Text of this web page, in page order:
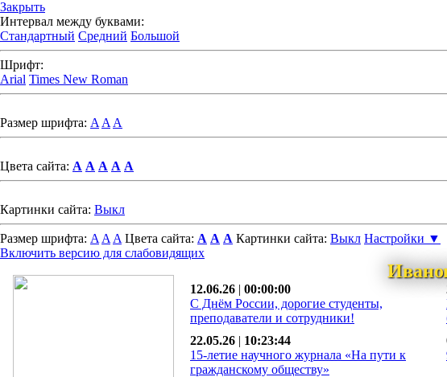
Закрыть
Интервал между буквами:
Стандартный Средний Большой
Шрифт:
Arial Times New Roman
Размер шрифта: A A A
Цвета сайта: A A A A A
Картинки сайта: Выкл
Размер шрифта: A A A Цвета сайта: A A A Картинки сайта: Выкл Настройки ▼
Включить версию для слабовидящих
12.06.26 | 00:00:00
С Днём России, дорогие студенты,
преподаватели и сотрудники!
22.05.26 | 10:23:44
15-летие научного журнала «На пути к
гражданскому обществу»